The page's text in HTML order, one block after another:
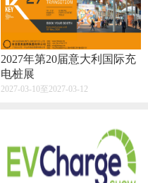
2027年第20届意大利国际充
电桩展
2027-03-10至2027-03-12